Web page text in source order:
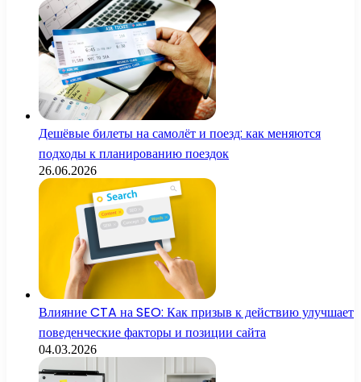
Дешёвые билеты на самолёт и поезд: как меняются
подходы к планированию поездок
26.06.2026
Влияние CTA на SEO: Как призыв к действию улучшает
поведенческие факторы и позиции сайта
04.03.2026